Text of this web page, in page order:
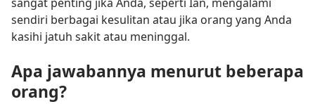
sendiri berbagai kesulitan atau jika orang yang Anda
kasihi jatuh sakit atau meninggal.
Apa jawabannya menurut beberapa
orang?